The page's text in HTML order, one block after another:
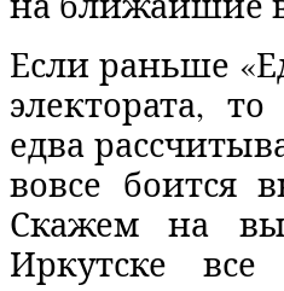
Если раньше
электората,
едва
вовсе боится
Скажем на
Иркутске